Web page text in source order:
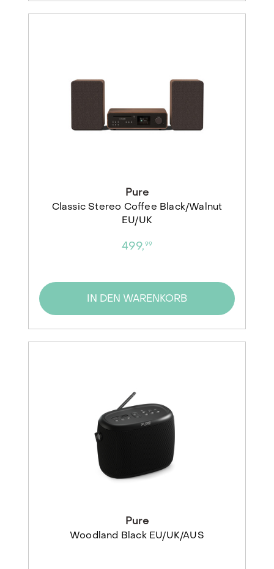
Pure
Classic Stereo Coffee Black/Walnut
EU/UK
499,99
IN DEN WARENKORB
Pure
Woodland Black EU/UK/AUS